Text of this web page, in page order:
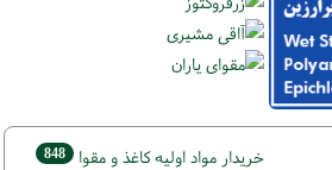
خريدار مواد اوليه كاغذ و مقوا 848